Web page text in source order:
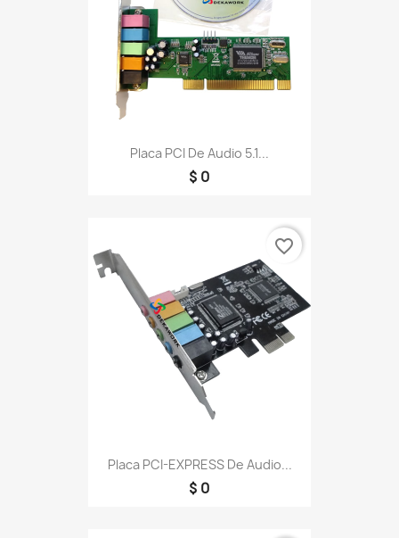
Placa PCI De Audio 5.1...
$ 0
Placa PCI-EXPRESS De Audio...
$ 0
favorite_border